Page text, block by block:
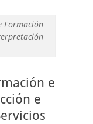
Formación
e
e